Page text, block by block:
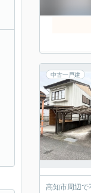
中古一戸建
高知市周辺で